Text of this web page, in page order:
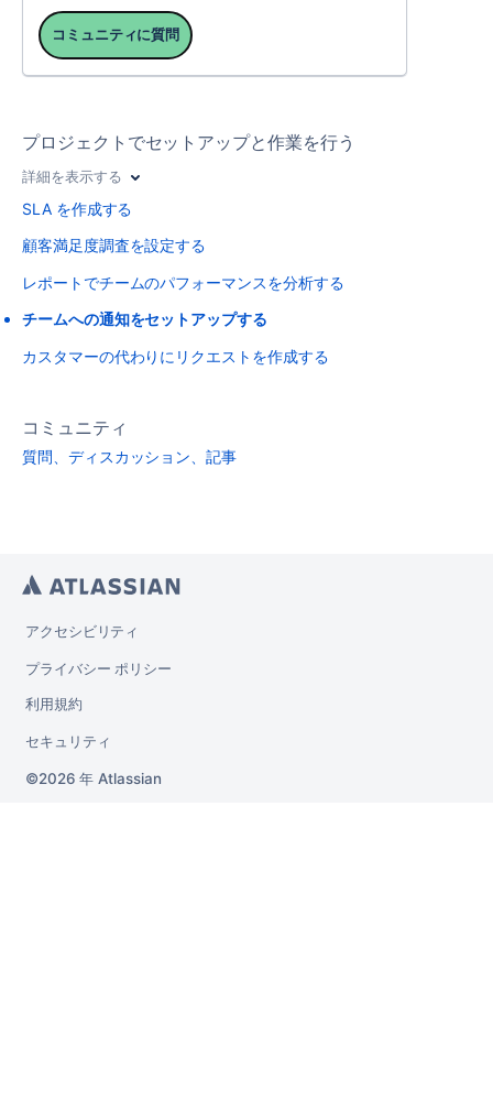
コミュニティに質問
プロジェクトでセットアップと作業を行う
詳細を表示する
SLA を作成する
顧客満足度調査を設定する
レポートでチームのパフォーマンスを分析する
チームへの通知をセットアップする
カスタマーの代わりにリクエストを作成する
コミュニティ
質問、ディスカッション、記事
アクセシビリティ
プライバシー ポリシー
利用規約
セキュリティ
2026 年 Atlassian